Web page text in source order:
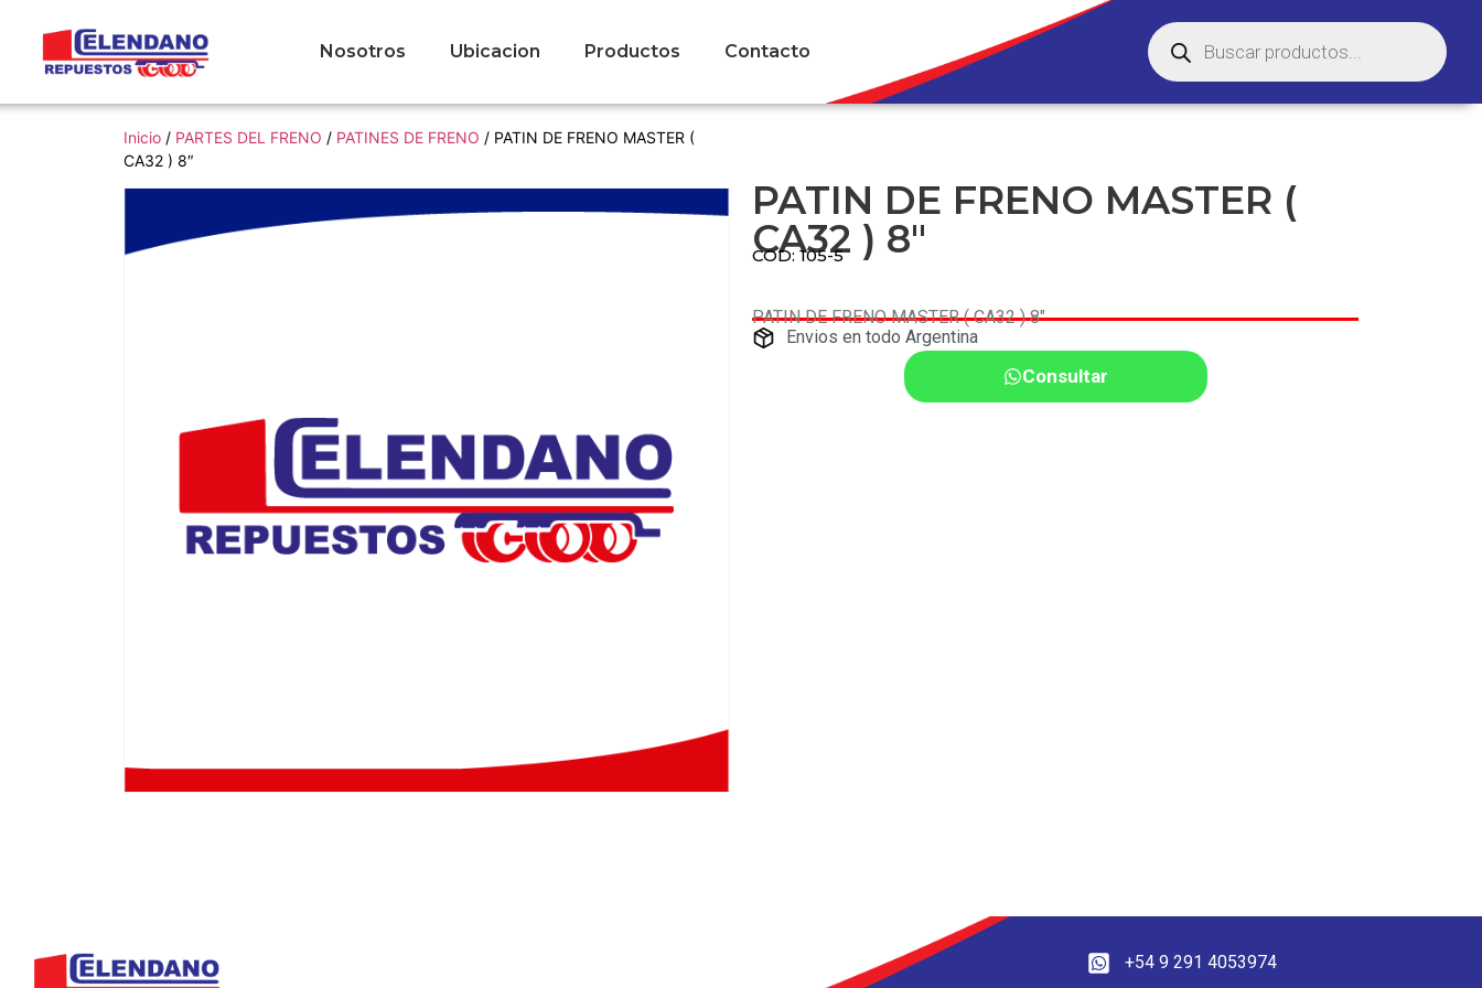
Nosotros Ubicacion Productos Contacto
Inicio / PARTES DEL FRENO / PATINES DE FRENO / PATIN DE FRENO MASTER (
CA32 ) 8″
PATIN DE FRENO MASTER (
CA32 ) 8″
COD: 105-5
PATIN DE FRENO MASTER ( CA32 ) 8″
Envios en todo Argentina
Consultar
+54 9 291 4053974